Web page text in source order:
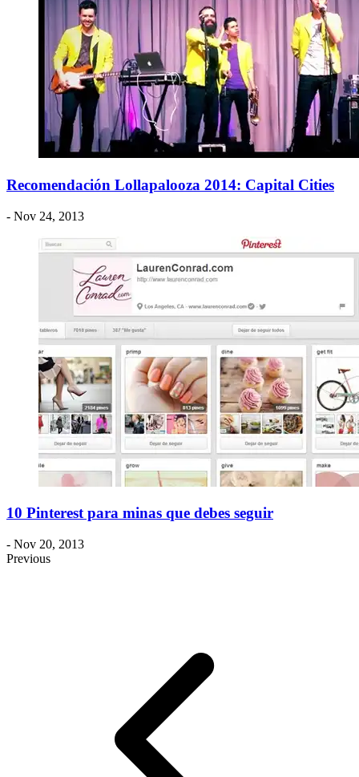
Recomendación Lollapalooza 2014: Capital Cities
- Nov 24, 2013
10 Pinterest para minas que debes seguir
- Nov 20, 2013
Previous